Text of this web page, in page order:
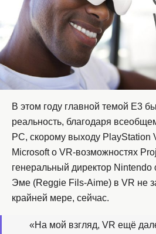
В этом году главной темой E3
реальность, благодаря
PC, скорому выходу PlayStation
Microsoft о VR-возможностях
генеральный директор
Эме (Reggie Fils-Aime) в VR не
крайней мере, сейчас.
«На мой взгляд, VR ещё